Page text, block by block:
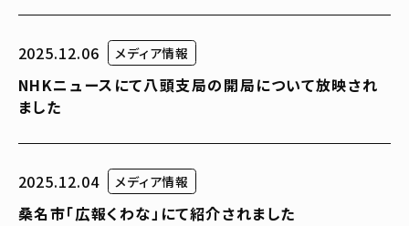
2025.12.06 メディア情報
NHKニュースにて八頭支局の開局について放映され
ました
2025.12.04 メディア情報
桑名市「広報くわな」にて紹介されました